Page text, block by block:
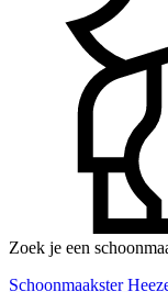
Zoek je een
Schoonmaakster